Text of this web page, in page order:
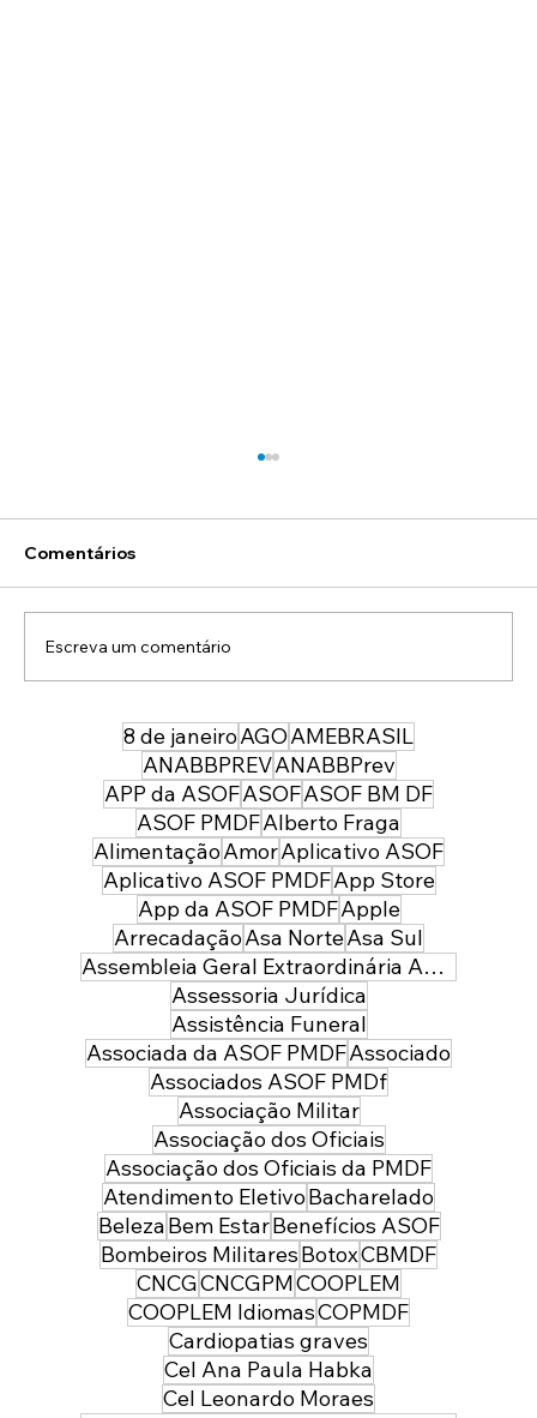
8 de janeiroAGOAMEBRASIL
ANABBPREVANABBPrev
APP da ASOFASOFASOF BM DF
ASOF PMDFAlberto Fraga
AlimentaçãoAmorAplicativo ASOF
Aplicativo ASOF PMDFApp Store
App da ASOF PMDFApple
ArrecadaçãoAsa NorteAsa Sul
Assembleia Geral Extraordinária ASOF PMDF
Assessoria Jurídica
Assistência Funeral
Associada da ASOF PMDFAssociado
Associados ASOF PMDf
Associação Militar
Associação dos Oficiais
Associação dos Oficiais da PMDF
Atendimento EletivoBacharelado
BelezaBem EstarBenefícios ASOF
Bombeiros MilitaresBotoxCBMDF
CNCGCNCGPMCOOPLEM
COOPLEM IdiomasCOPMDF
Cardiopatias graves
Cel Ana Paula Habka
Cel Leonardo Moraes
ASOF Convênios e Benefícios:
Conheça o Seguro de Vida para
Policiais, uma Conquista que Rompe
Barreiras e Protege Quem Protege
Comentários
Escreva um comentário